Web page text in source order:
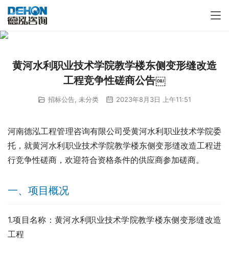
黄河水利职业技术学院教学楼东侧变形缝改造
工程竞争性磋商公告￼
招标公告 未分类 2023年8月3日 上午11:51
河南德泓工程管理咨询有限公司受黄河水利职业技术学院委
托，就黄河水利职业技术学院教学楼东侧变形缝改造工程进
行竞争性磋商，欢迎符合资格条件的供应商参加磋商。
一、项目概况
1.项目名称：黄河水利职业技术学院教学楼东侧变形缝改造
工程